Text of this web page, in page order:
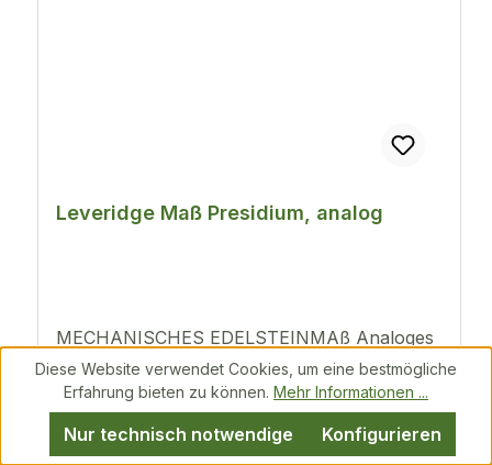
Leveridge Maß Presidium, analog
MECHANISCHES EDELSTEINMAß Analoges
Edelsteinmaß für runde, brillant-geschliffene
Edelsteine. Wandelt Millimetermessung in
Karat um Schnell und einfach abzulesende
analoge Anzeige (mm/ct/amerikanische
Preis erst nach Anmeldung sichtbar
Diese Website verwendet Cookies, um eine bestmögliche
Erfahrung bieten zu können. Mehr Informationen ...
Nur technisch notwendige Konfigurieren